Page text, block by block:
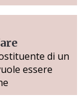
di un
essere